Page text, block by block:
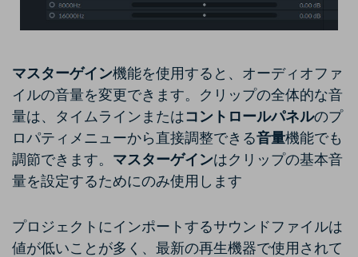
マスターゲイン機能を使用すると、オーディオファ
イルの音量を変更できます。クリップの全体的な音
量は、タイムラインまたはコントロールパネルのプ
ロパティメニューから直接調整できる音量機能でも
調節できます。 マスターゲインはクリップの基本音
量を設定するためにのみ使用します
プロジェクトにインポートするサウンドファイルは
値が低いことが多く、最新の再生機器で使用されて